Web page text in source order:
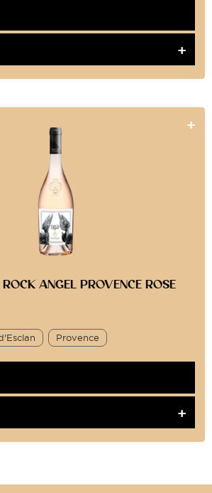
ANGEL PROVENCE ROSE
Provence